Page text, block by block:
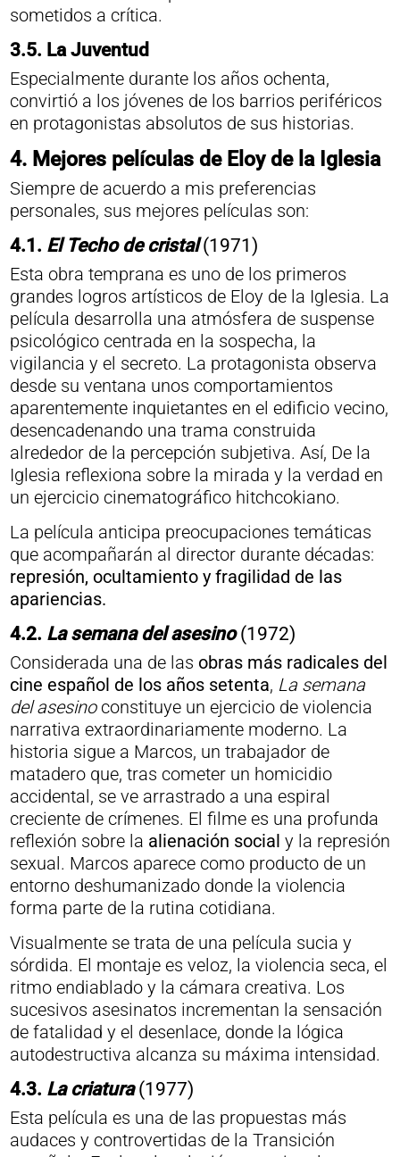
sometidos a crítica.
3.5. La Juventud
Especialmente durante los años ochenta,
convirtió a los jóvenes de los barrios periféricos
en protagonistas absolutos de sus historias.
4. Mejores películas de Eloy de la Iglesia
Siempre de acuerdo a mis preferencias
personales, sus mejores películas son:
4.1. El Techo de cristal(1971)
Esta obra temprana es uno de los primeros
grandes logros artísticos de Eloy de la Iglesia. La
película desarrolla una atmósfera de suspense
psicológico centrada en la sospecha, la
vigilancia y el secreto. La protagonista observa
desde su ventana unos comportamientos
aparentemente inquietantes en el edificio vecino,
desencadenando una trama construida
alrededor de la percepción subjetiva. Así, De la
Iglesia reflexiona sobre la mirada y la verdad en
un ejercicio cinematográfico hitchcokiano.
La película anticipa preocupaciones temáticas
que acompañarán al director durante décadas:
represión, ocultamiento y fragilidad de las
apariencias.
4.2. La semana del asesino(1972)
Considerada una de las obras más radicales del
cine español de los años setenta, La semana
del asesinoconstituye un ejercicio de violencia
narrativa extraordinariamente moderno. La
historia sigue a Marcos, un trabajador de
matadero que, tras cometer un homicidio
accidental, se ve arrastrado a una espiral
creciente de crímenes. El filme es una profunda
reflexión sobre la alienación social y la represión
sexual. Marcos aparece como producto de un
entorno deshumanizado donde la violencia
forma parte de la rutina cotidiana.
Visualmente se trata de una película sucia y
sórdida. El montaje es veloz, la violencia seca, el
ritmo endiablado y la cámara creativa. Los
sucesivos asesinatos incrementan la sensación
de fatalidad y el desenlace, donde la lógica
autodestructiva alcanza su máxima intensidad.
4.3. La criatura(1977)
Esta película es una de las propuestas más
audaces y controvertidas de la Transición